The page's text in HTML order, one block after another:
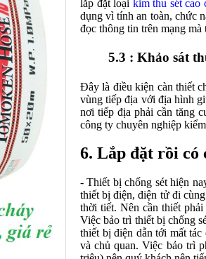
lắp đặt loại kim thu sét cao
dụng vì tính an toàn, chức
đọc thông tin trên mạng
5.3 : Khảo sát
Đây là điều kiện càn thiết
vùng tiếp địa với địa hình
nơi tiếp địa phải cần tăng
công ty chuyên nghiệp
6. Lắp đặt rồi có
- Thiết bị chống sét hiện
thiết bị điện, điện tử đi
thời tiết. Nên cần thiết
Việc bảo trì thiết bị chống
thiết bị điện dẫn tới mất
và chủ quan. Việc bảo trì